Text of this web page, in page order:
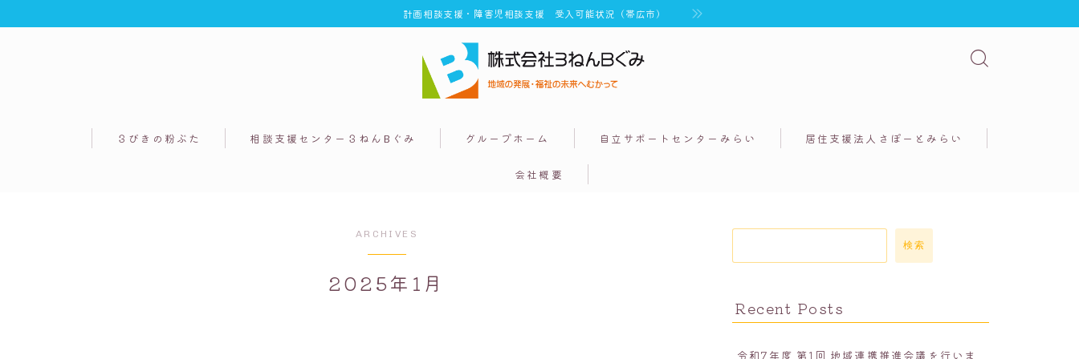
計画相談支援・障害児相談支援 受入可能状況（帯広市）
３びきの粉ぶた 相談支援センター３ねんBぐみ グループホーム 自立サポートセンターみらい 居住支援法人さぽーとみらい
会社概要
ARCHIVES
2025年1月
検索
Recent Posts
令和7年度 第1回 地域連携推進会議を行いま